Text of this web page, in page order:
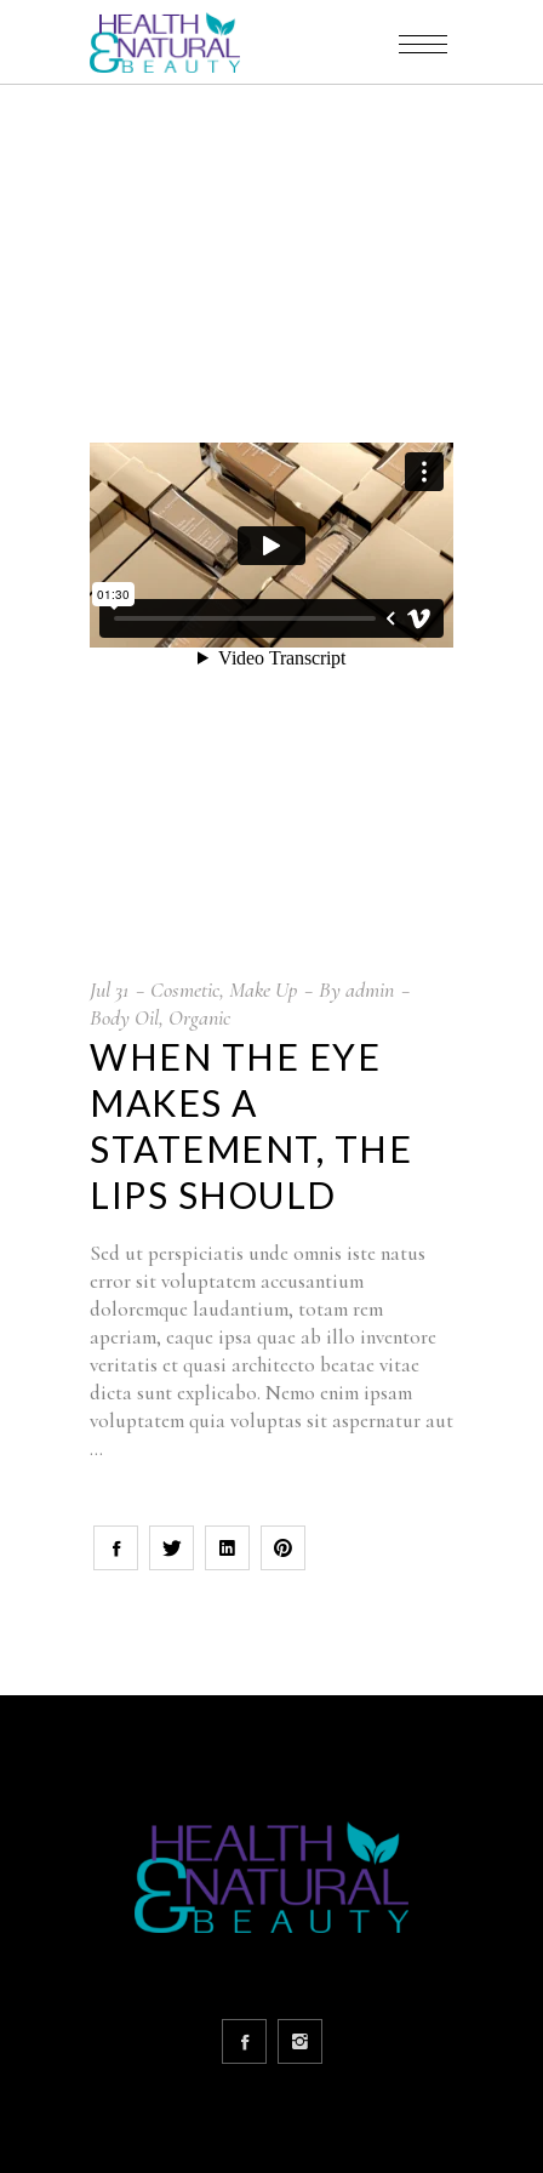
Jul 31 Cosmetic, Make Up Byadmin
Body Oil, Organic
WHEN THE EYE
MAKES A
STATEMENT, THE
LIPS SHOULD
Sed ut perspiciatis unde omnis iste natus
error sit voluptatem accusantium
doloremque laudantium, totam rem
aperiam, eaque ipsa quae ab illo inventore
veritatis et quasi architecto beatae vitae
dicta sunt explicabo. Nemo enim ipsam
voluptatem quia voluptas sit aspernatur aut